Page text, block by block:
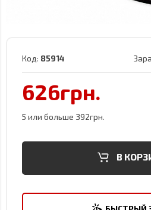
Код: 85914
626грн.
5 или больше 392грн.
В